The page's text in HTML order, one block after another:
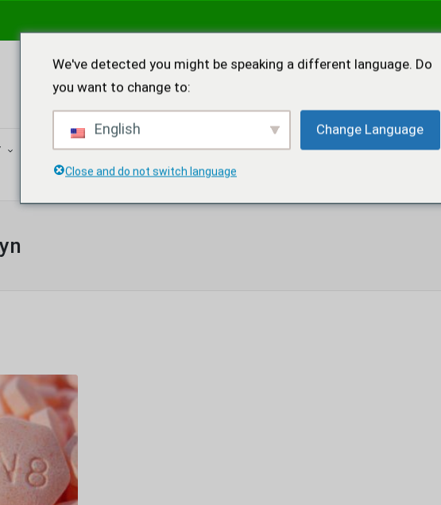
NEMBUTAL CHEMIKALIA BADAWCZE ŚRODKI POBUDZAJĄCE KOKAINA
We've detected you might be speaking a different language. Do
you want to change to:
English Change Language
Close and do not switch language